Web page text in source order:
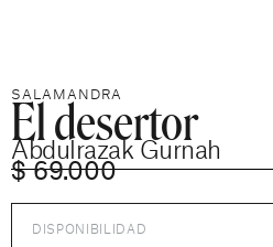
SALAMANDRA
El desertor
Abdulrazak Gurnah
$69.000
DISPONIBILIDAD